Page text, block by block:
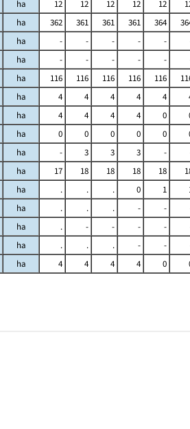
ha 12 12 12 12 12
ha 362 361 361 361 364
ha - - - - -
ha - - - - -
ha 116 116 116 116 116
ha 4 4 4 4 4
ha 4 4 4 4 0
ha 0 0 0 0 0
ha - 3 3 3 -
ha 17 18 18 18 18
ha . . . 0 1
ha . . . - -
ha . - - - -
ha . . . - -
ha 4 4 4 4 0